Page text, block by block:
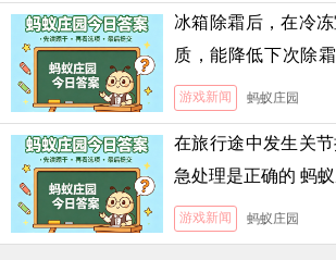
冰箱除霜后，在冷
质，能降低下次除
月5日答案
游戏新闻 蚂蚁庄园
在旅行途中发生关
急处理是正确的 蚂
游戏新闻 蚂蚁庄园